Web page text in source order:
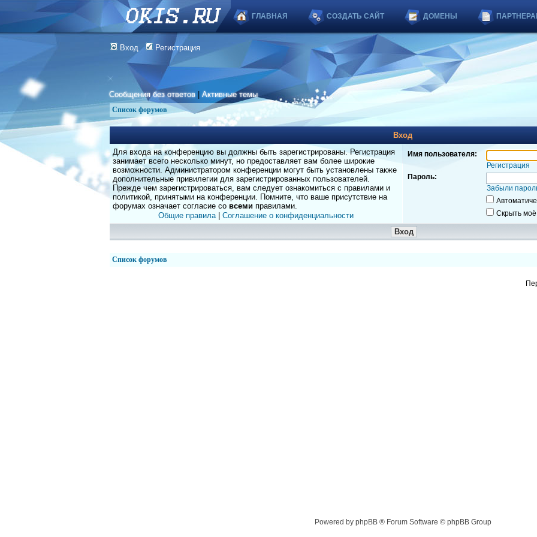
ГЛАВНАЯ СОЗДАТЬ САЙТ ДОМЕНЫ
Вход Регистрация
Сообщения без ответов |Активные темы
Список форумов
Вход
Для входа на конференцию вы должны быть зарегистрированы. Регистрация
занимает всего несколько минут, но предоставляет вам более широкие
возможности. Администратором конференции могут быть установлены также
дополнительные привилегии для зарегистрированных пользователей.
Прежде чем зарегистрироваться, вам следует ознакомиться с правилами и
политикой, принятыми на конференции. Помните, что ваше присутствие на
форумах означает согласие со всеми правилами.
Общие правила| Соглашение о конфиденциальности
Имя пользователя:
Регистрация
Пароль:
Забыли
Скрыть
Список форумов
Powered by phpBB ® Forum Software © phpBB Group